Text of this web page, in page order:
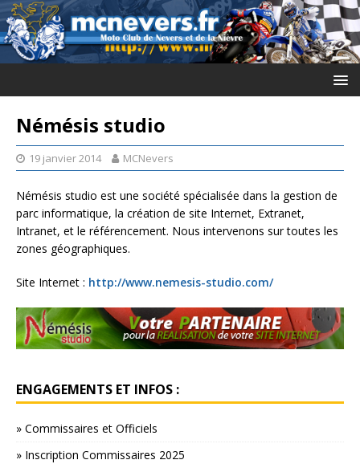
Némésis studio
19 janvier 2014 MCNevers
Némésis studio est une société spécialisée dans la gestion de
parc informatique, la création de site Internet, Extranet,
Intranet, et le référencement. Nous intervenons sur toutes les
zones géographiques.
Site Internet : http://www.nemesis-studio.com/
ENGAGEMENTS ET INFOS :
» Commissaires et Officiels
» Inscription Commissaires 2025